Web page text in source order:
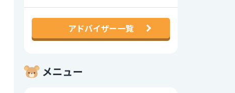
アドバイザー一覧
メニュー